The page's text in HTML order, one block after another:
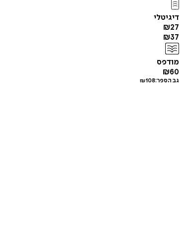
דיגיטלי
₪27
₪37
מודפס
₪60
גב הספר: ₪108